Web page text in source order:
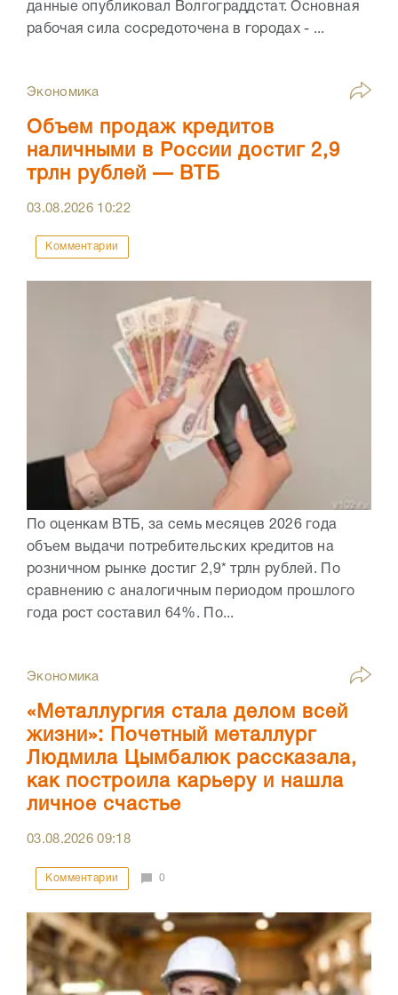
данные опубликовал Волгограддстат. Основная
рабочая сила сосредоточена в городах - ...
Экономика
Объем продаж кредитов
наличными в России достиг 2,9
трлн рублей — ВТБ
03.08.2026 10:22
Комментарии
По оценкам ВТБ, за семь месяцев 2026 года
объем выдачи потребительских кредитов на
розничном рынке достиг 2,9* трлн рублей. По
сравнению с аналогичным периодом прошлого
года рост составил 64%. По...
Экономика
«Металлургия стала делом всей
жизни»: Почетный металлург
Людмила Цымбалюк рассказала,
как построила карьеру и нашла
личное счастье
03.08.202609:18
Комментарии 0